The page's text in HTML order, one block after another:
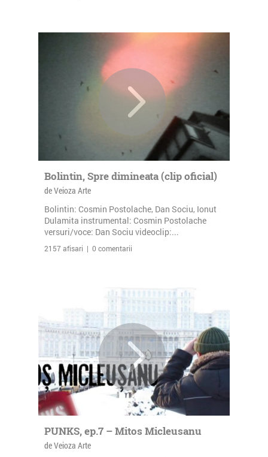
Bolintin, Spre dimineata (clip oficial)
de Veioza Arte
Bolintin: Cosmin Postolache, Dan Sociu, Ionut
Dulamita instrumental: Cosmin Postolache
versuri/voce: Dan Sociu videoclip:...
2157 afisari | 0 comentarii
PUNKS, ep.7 – Mitos Micleusanu
de Veioza Arte